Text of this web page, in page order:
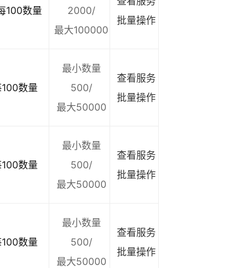
100数量
2000/
最大100000
批量操作
数量
最小数量
500/
最大50000
查看服务
批量操作
数量
最小数量
500/
最大50000
查看服务
批量操作
数量
最小数量
500/
最大50000
查看服务
批量操作